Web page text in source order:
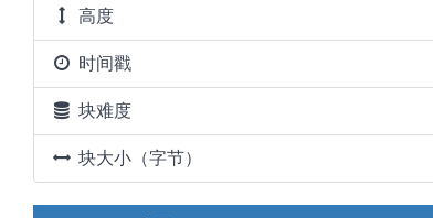
高度
时间戳
块难度
块大小（字节）